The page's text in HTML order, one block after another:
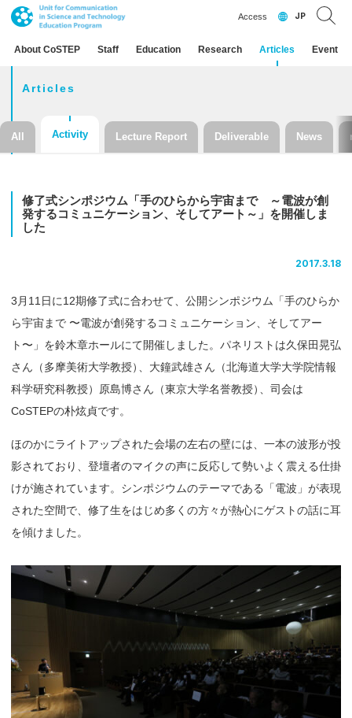
About CoSTEP Staff Education Research Articles Event
Access JP
Articles
All Activity Lecture Report Deliverable News
修了式シンポジウム 「手のひらから宇宙まで～電波が創
発するコミュニケーション、 そしてアート ～」を開催しま
した
2017.3.18
3月11日に12期修了式に合わせて、公開シンポジウム「手のひらか
ら宇宙まで 〜電波が創発するコミュニケーション、そしてアー
ト〜」を鈴木章ホールにて開催しました。パネリストは久保田晃弘
さん（多摩美術大学教授）
、大鐘武雄さん（北海道大学大学院情報
科学研究科教授）原島博さん（東京大学名誉教授）
、司会は
CoSTEPの朴炫貞です。
ほのかにライトアップされた会場の左右の壁には、一本の波形が投
影されており、登壇者のマイクの声に反応して勢いよく震える仕掛
けが施されています。シンポジウムのテーマである「電波」が表現
された空間で、修了生をはじめ多くの方々が熱心にゲストの話に耳
を傾けました。